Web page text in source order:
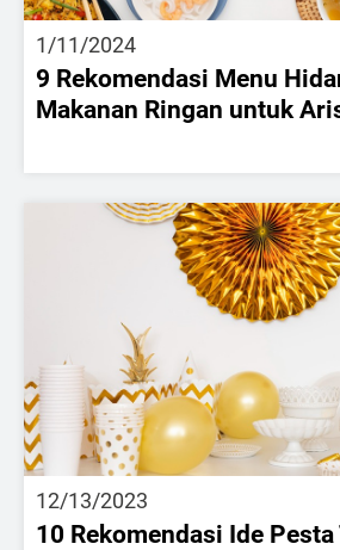
1/11/2024
9 Rekomendasi Menu
Makanan Ringan untuk
12/13/2023
10 Rekomendasi Ide Pesta